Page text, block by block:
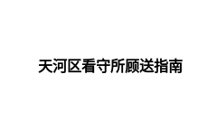
天河区看守所顾送指南